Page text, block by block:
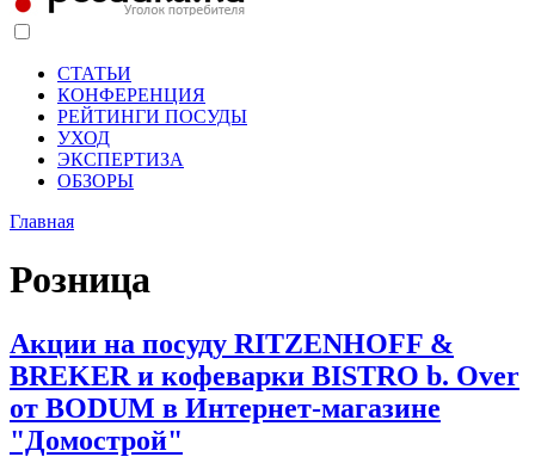
СТАТЬИ
КОНФЕРЕНЦИЯ
РЕЙТИНГИ ПОСУДЫ
УХОД
ЭКСПЕРТИЗА
ОБЗОРЫ
Главная
Розница
Акции на посуду RITZENHOFF &
BREKER и кофеварки BISTRO b. Over
от BODUM в Интернет-магазине
"Домострой"